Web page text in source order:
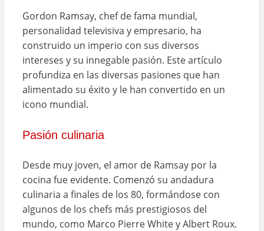
Gordon Ramsay, chef de fama mundial,
personalidad televisiva y empresario, ha
construido un imperio con sus diversos
intereses y su innegable pasión. Este artículo
profundiza en las diversas pasiones que han
alimentado su éxito y le han convertido en un
icono mundial.
Pasión culinaria
Desde muy joven, el amor de Ramsay por la
cocina fue evidente. Comenzó su andadura
culinaria a finales de los 80, formándose con
algunos de los chefs más prestigiosos del
mundo, como Marco Pierre White y Albert Roux.